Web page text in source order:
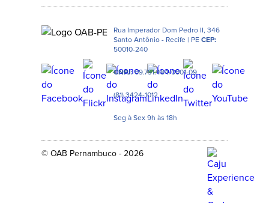
Rua Imperador Dom Pedro II, 346
Santo Antônio - Recife | PECEP:
50010-240
CNPJ:09.791.484/0001-09
(81) 3424-1012
Seg à Sex 9h às 18h
© OAB Pernambuco - 2026